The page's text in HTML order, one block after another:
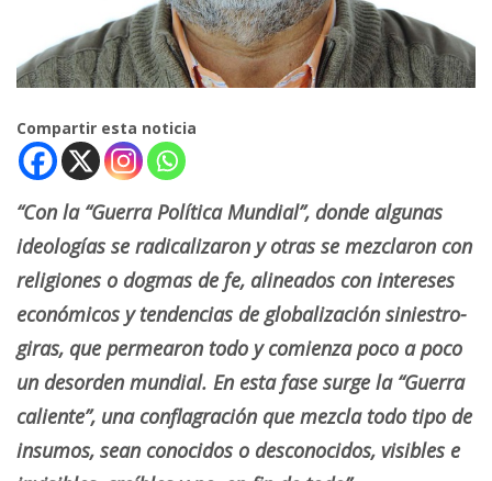
Compartir esta noticia
“Con la “Guerra Política Mundial”, donde algunas
ideologías se radicalizaron y otras se mezclaron con
religiones o dogmas de fe, alineados con intereses
económicos y tendencias de globalización siniestro-
giras, que permearon todo y comienza poco a poco
un desorden mundial. En esta fase surge la “Guerra
caliente”, una conflagración que mezcla todo tipo de
insumos, sean conocidos o desconocidos, visibles e